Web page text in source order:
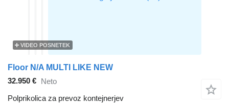
VIDEO POSNETEK
Floor N/A MULTI LIKE NEW
32.950 € Neto
Polprikolica za prevoz kontejnerjev